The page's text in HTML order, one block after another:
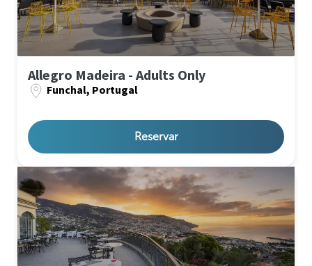
Allegro Madeira - Adults Only
Funchal, Portugal
Reservar